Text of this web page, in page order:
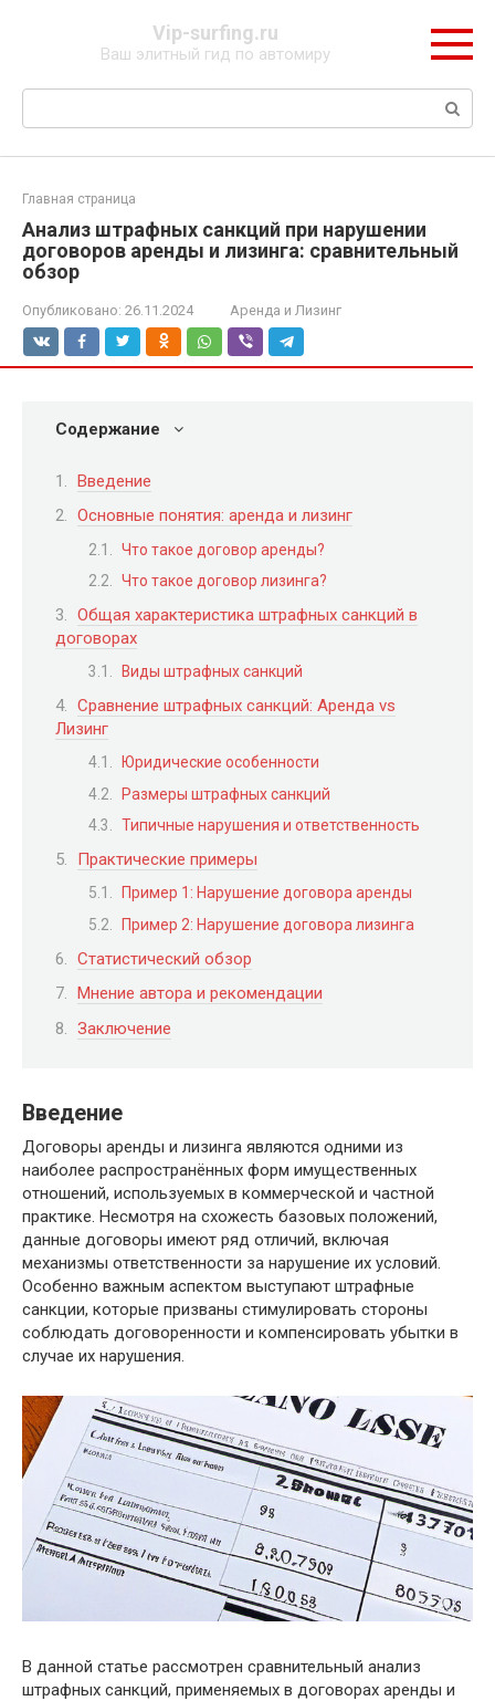
Vip-surfing.ru
Ваш элитный гид по автомиру
Поиск:
Главная страница
Анализ штрафных санкций при нарушении
договоров аренды и лизинга: сравнительный
обзор
Опубликовано: 26.11.2024 Аренда и Лизинг
Содержание
Введение
Основные понятия: аренда и лизинг
Что такое договор аренды?
Что такое договор лизинга?
Общая характеристика штрафных санкций в
договорах
Виды штрафных санкций
Сравнение штрафных санкций: Аренда vs
Лизинг
Юридические особенности
Размеры штрафных санкций
Типичные нарушения и ответственность
Практические примеры
Пример 1: Нарушение договора аренды
Пример 2: Нарушение договора лизинга
Статистический обзор
Мнение автора и рекомендации
Заключение
Введение
Договоры аренды и лизинга являются одними из
наиболее распространённых форм имущественных
отношений, используемых в коммерческой и частной
практике. Несмотря на схожесть базовых положений,
данные договоры имеют ряд отличий, включая
механизмы ответственности за нарушение их условий.
Особенно важным аспектом выступают штрафные
санкции, которые призваны стимулировать стороны
соблюдать договоренности и компенсировать убытки в
случае их нарушения.
В данной статье рассмотрен сравнительный анализ
штрафных санкций, применяемых в договорах аренды и